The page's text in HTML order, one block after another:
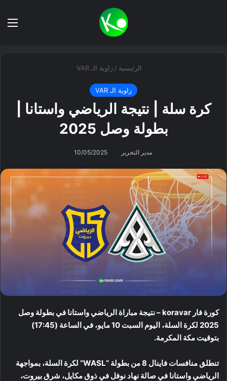
الرئيسية / زاوية الـ VAR
زاوية الـ VAR
كرة سلة | نتيجة الرياضي واستانا |
بطولة وصل 2025
مدير التحرير 10/05/2025
كورة فار koravar – نتيجة مباراة الرياضي واستانا في بطولة وصل
2025 لكرة السلة، اليوم السبت 10 مايو، في الساعة (17:45)
بتوقيت مكة المكرمة.
تنطلق منافسات فاينال 8 من بطولة “WASL” لكرة السلة، بمواجهة
الرياضي واستانا في صالة نهاد نوفل في ذوق مكايل، شرق بيروت،